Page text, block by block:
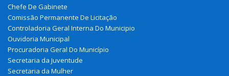
Chefe De Gabinete
Comissão Permanente De Licitação
Controladoria Geral Interna Do Municipio
Ouvidoria Municipal
Procuradoria Geral Do Município
Secretaria da Juventude
Secretaria da Mulher